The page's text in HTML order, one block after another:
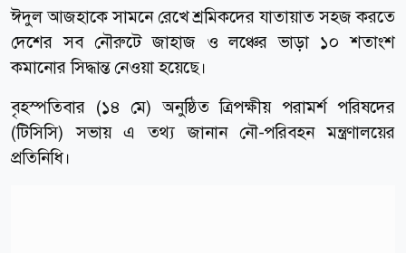
ঈদুল আজহাকে সামনে রেখে শ্রমিকদের যাতায়াত সহজ করতে
দেশের সব নৌরুটে জাহাজ ও লঞ্চের ভাড়া ১০ শতাংশ
কমানোর সিদ্ধান্ত নেওয়া হয়েছে।
বৃহস্পতিবার (১৪ মে) অনুষ্ঠিত ত্রিপক্ষীয় পরামর্শ পরিষদের
(টিসিসি) সভায় এ তথ্য জানান নৌ-পরিবহন মন্ত্রণালয়ের
প্রতিনিধি।